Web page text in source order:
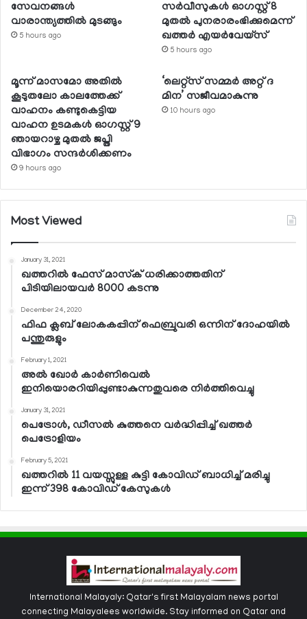
സേവനങ്ങള്‍
വാരാന്ത്യത്തില്‍ മുടങ്ങും
5 hours ago
സര്‍വീസുകള്‍ ഓഗസ്റ്റ് 8
മുതല്‍ പുനരാരംഭിക്കുമെന്ന്
ഖത്തര്‍ എയര്‍വേയ്സ്
5 hours ago
മൂന്ന് മാസമോ അതില്‍
കൂടുതലോ കാലത്തേക്ക്
വാഹനം കണ്ടുകെട്ടിയ
വാഹന ഉടമകള്‍ ഓഗസ്റ്റ് 9
ഞായറാഴ്ച മുതല്‍ ജപ്തി
വിഭാഗം സന്ദര്‍ശിക്കണം
9 hours ago
‘ലെറ്റ്‌സ് സമ്മര്‍ അറ്റ് ദ
മിന’ സജീവമാകുന്നു
10 hours ago
Most Viewed
January 31, 2021
ഖത്തറില്‍ ഫേസ് മാസ്‌ക് ധരിക്കാത്തതിന്
പിടിയിലായവര്‍ 8000 കടന്നു
December 24, 2020
ഫിഫ ക്ലബ് ലോകകപ്പിന് ഫെബ്രുവരി ഒന്നിന് ദോഹയില്‍
പന്തുരുളും
February 1, 2021
അല്‍ ഖോര്‍ കാര്‍ണിവെല്‍
ഇനിയൊരറിയിപ്പുണ്ടാകുന്നതുവരെ നിര്‍ത്തിവെച്ചു
January 31, 2021
പെട്രോള്‍, ഡീസല്‍ കുത്തനെ വര്‍ദ്ധിപ്പിച്ച് ഖത്തര്‍
പെട്രോളിയം
February 5, 2021
ഖത്തറില്‍ 11 വയസ്സുള്ള കുട്ടി കോവിഡ് ബാധിച്ച് മരിച്ചു
ഇന്ന് 398 കോവിഡ് കേസുകള്‍
International Malayaly: Qatar's first Malayalam news portal
connecting Malayalees worldwide. Stay informed on Qatar and